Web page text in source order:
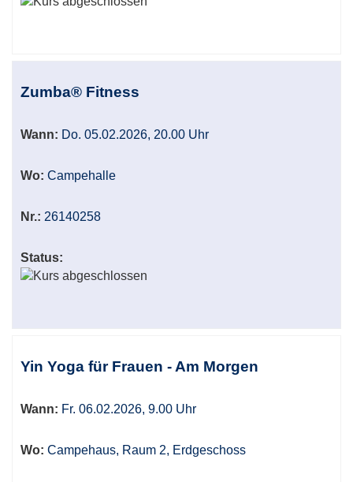
Zumba® Fitness
Wann: Do. 05.02.2026, 20.00 Uhr
Wo: Campehalle
Nr.: 26140258
Status:
Yin Yoga für Frauen - Am Morgen
Wann: Fr. 06.02.2026, 9.00 Uhr
Wo: Campehaus, Raum 2, Erdgeschoss